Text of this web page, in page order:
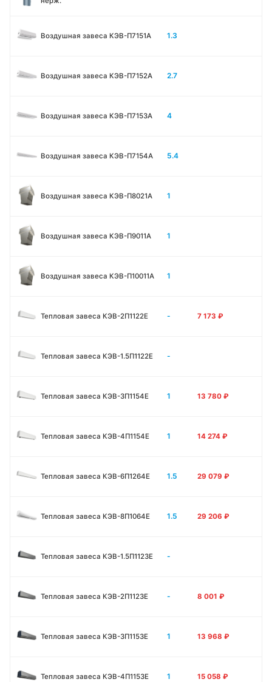
Воздушная завеса КЭВ-П7151A 1.3
Воздушная завеса КЭВ-П7152A 2.7
Воздушная завеса КЭВ-П7153A 4
Воздушная завеса КЭВ-П7154A 5.4
Воздушная завеса КЭВ-П8021A 1
Воздушная завеса КЭВ-П9011A 1
Воздушная завеса КЭВ-П10011A 1
Тепловая завеса КЭВ-2П1122E - 7 173 ₽
Тепловая завеса КЭВ-1.5П1122E -
Тепловая завеса КЭВ-3П1154E 1 13 780 ₽
Тепловая завеса КЭВ-4П1154E 1 14 274 ₽
Тепловая завеса КЭВ-6П1264E 1.5 29 079 ₽
Тепловая завеса КЭВ-8П1064E 1.5 29 206 ₽
Тепловая завеса КЭВ-1.5П1123E -
Тепловая завеса КЭВ-2П1123E - 8 001 ₽
Тепловая завеса КЭВ-3П1153E 1 13 968 ₽
Тепловая завеса КЭВ-4П1153E 1 15 058 ₽